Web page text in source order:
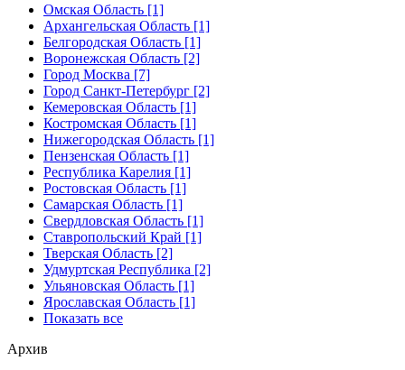
Омская Область [1]
Архангельская Область [1]
Белгородская Область [1]
Воронежская Область [2]
Город Москва [7]
Город Санкт-Петербург [2]
Кемеровская Область [1]
Костромская Область [1]
Нижегородская Область [1]
Пензенская Область [1]
Республика Карелия [1]
Ростовская Область [1]
Самарская Область [1]
Свердловская Область [1]
Ставропольский Край [1]
Тверская Область [2]
Удмуртская Республика [2]
Ульяновская Область [1]
Ярославская Область [1]
Показать все
Архив